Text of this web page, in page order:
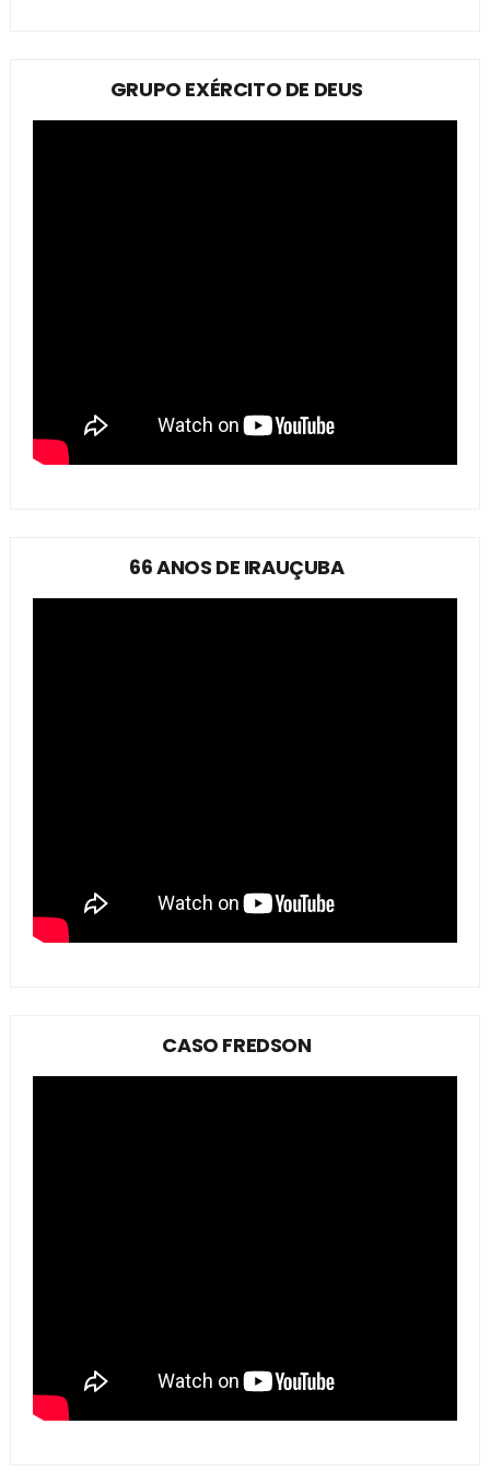
GRUPO EXÉRCITO DE DEUS
66 ANOS DE IRAUÇUBA
CASO FREDSON